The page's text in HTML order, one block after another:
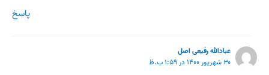
پاسخ
عبادالله رفیعی اصل
۳۰ شهریور ۱۴۰۰ در ۱:۵۹ ب.ظ